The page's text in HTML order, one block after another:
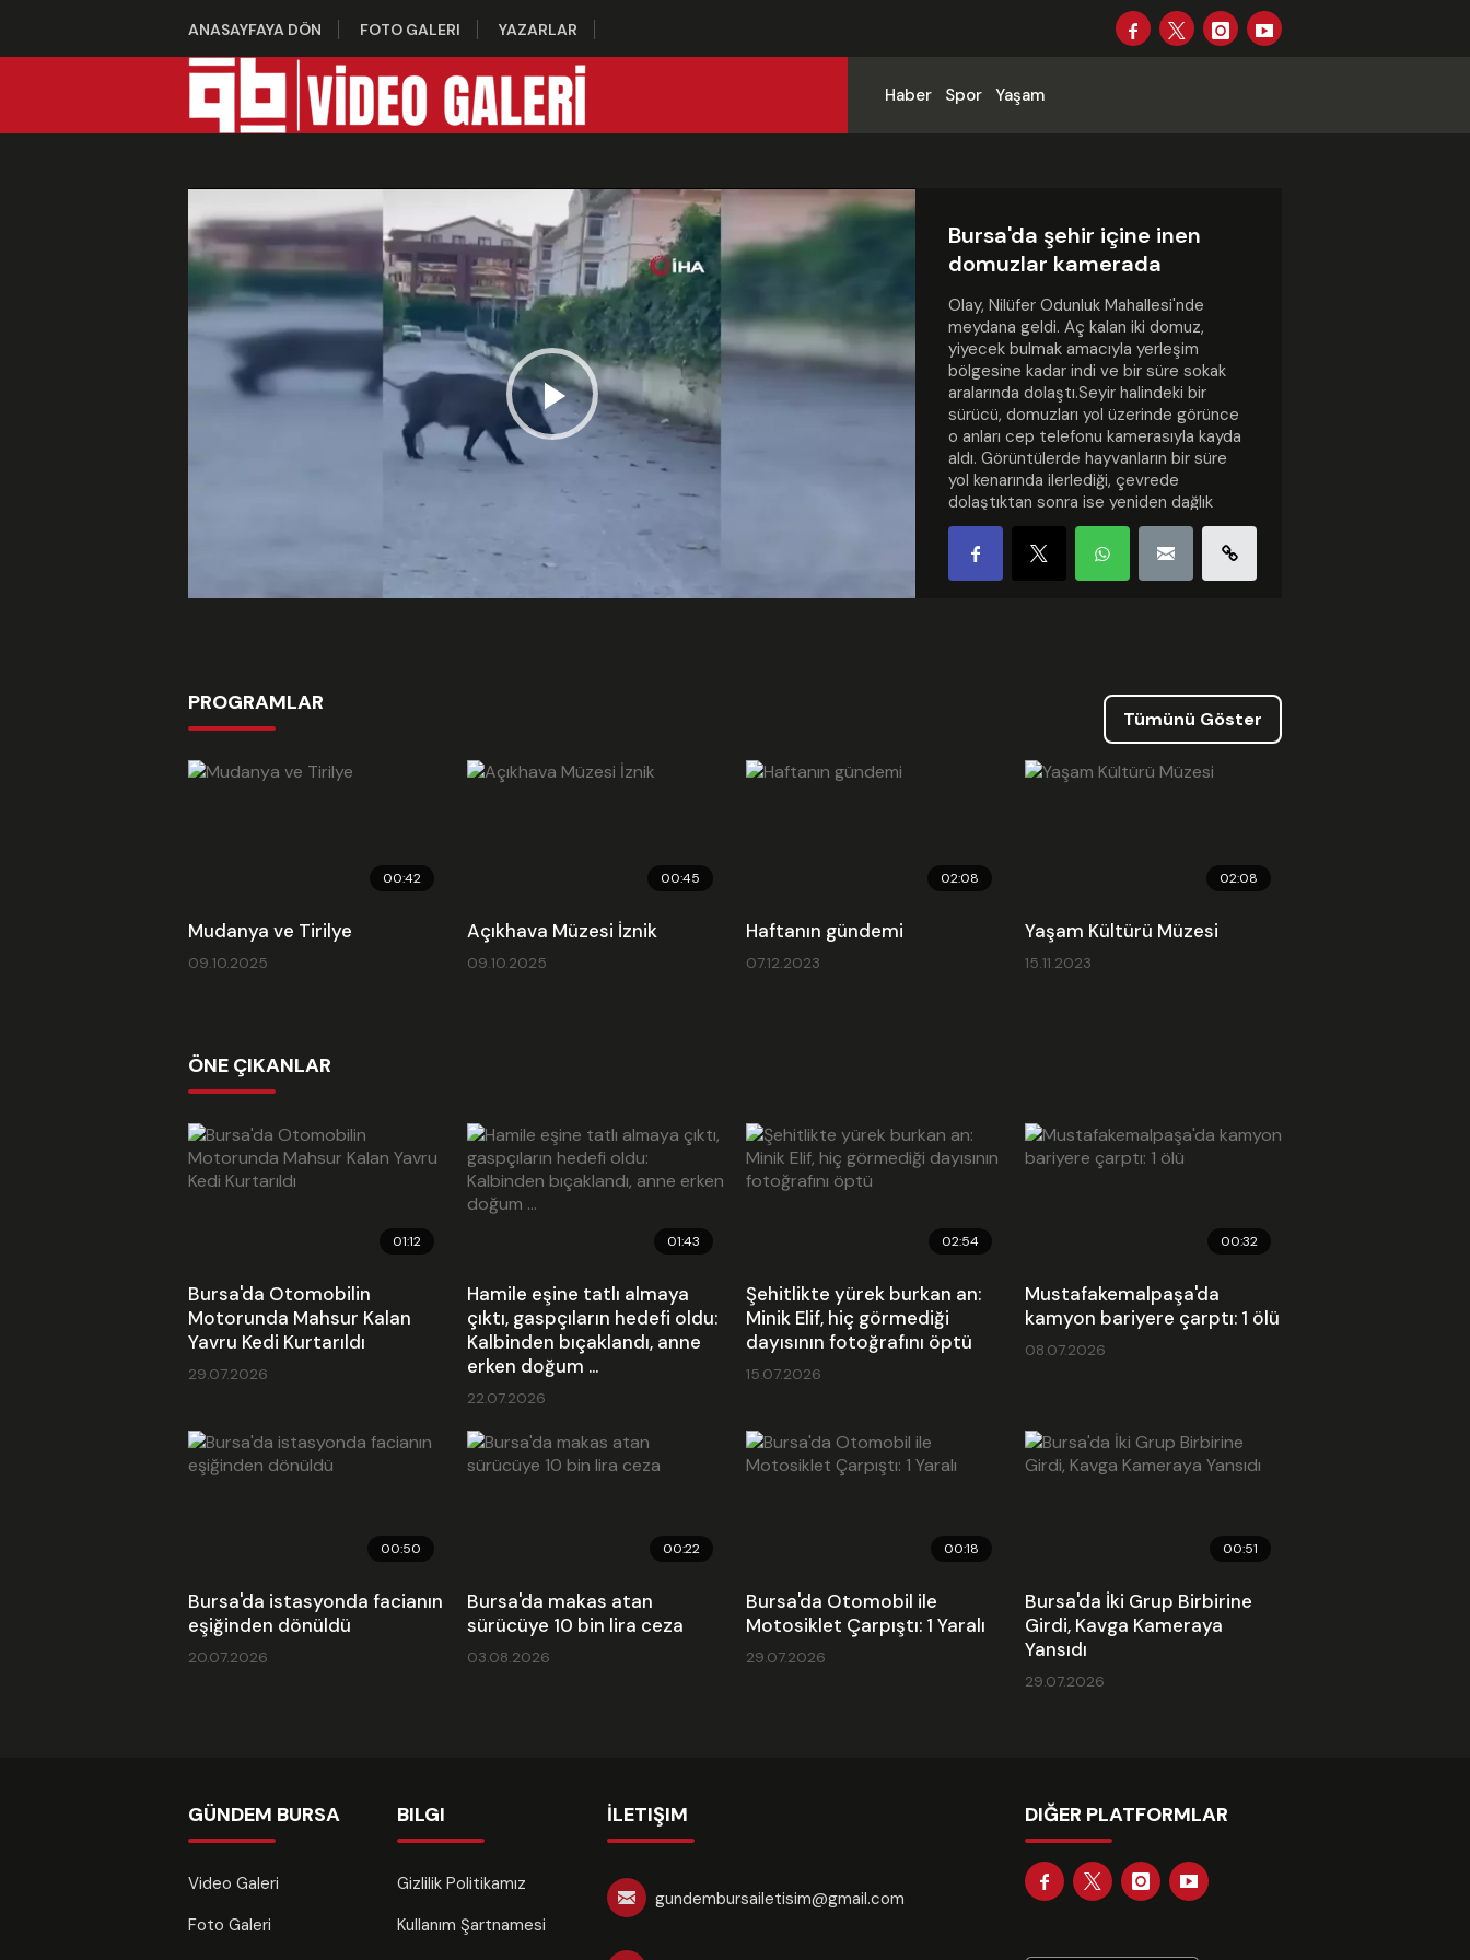
ANASAYFAYA DÖN FOTO GALERI YAZARLAR
Haber Spor Yaşam
Play
Video
Bursa'da şehir içine inen
domuzlar kamerada
Olay, Nilüfer Odunluk Mahallesi'nde
meydana geldi. Aç kalan iki domuz,
yiyecek bulmak amacıyla yerleşim
bölgesine kadar indi ve bir süre sokak
aralarında dolaştı.Seyir halindeki bir
sürücü, domuzları yol üzerinde görünce
o anları cep telefonu kamerasıyla kayda
aldı. Görüntülerde hayvanların bir süre
yol kenarında ilerlediği, çevrede
dolaştıktan sonra ise yeniden dağlık
alana yönelerek gözden kaybolduğu
görülüyor.Olayda herhangi bir yaralanma
ya da maddi hasar yaşanmadı.
PROGRAMLAR
Tümünü Göster
00:42
Mudanya ve Tirilye
09.10.2025
00:45
Açıkhava Müzesi İznik
09.10.2025
02:08
Haftanın gündemi
07.12.2023
02:08
Yaşam Kültürü Müzesi
15.11.2023
ÖNE ÇIKANLAR
01:12
Bursa'da Otomobilin
Motorunda Mahsur Kalan
Yavru Kedi Kurtarıldı
29.07.2026
01:43
Hamile eşine tatlı almaya
çıktı, gaspçıların hedefi oldu:
Kalbinden bıçaklandı, anne
erken doğum ...
22.07.2026
02:54
Şehitlikte yürek burkan an:
Minik Elif, hiç görmediği
dayısının fotoğrafını öptü
15.07.2026
00:32
Mustafakemalpaşa'da
kamyon bariyere çarptı: 1 ölü
08.07.2026
00:50
Bursa'da istasyonda facianın
eşiğinden dönüldü
20.07.2026
00:22
Bursa'da makas atan
sürücüye 10 bin lira ceza
03.08.2026
00:18
Bursa'da Otomobil ile
Motosiklet Çarpıştı: 1 Yaralı
29.07.2026
00:51
Bursa'da İki Grup Birbirine
Girdi, Kavga Kameraya
Yansıdı
29.07.2026
GÜNDEM BURSA
Video Galeri
Foto Galeri
BILGI
Gizlilik Politikamız
Kullanım Şartnamesi
İLETIŞIM
gundembursailetisim@gmail.com
DIĞER PLATFORMLAR